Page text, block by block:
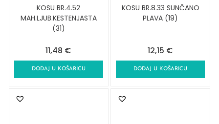
KOSU BR.4.52
MAH.LJUB.KESTENJASTA
(31)
11,48 €
DODAJ U KOŠARICU
KOSU BR.8.33 SUNČANO
PLAVA (19)
12,15 €
DODAJ U KOŠARICU